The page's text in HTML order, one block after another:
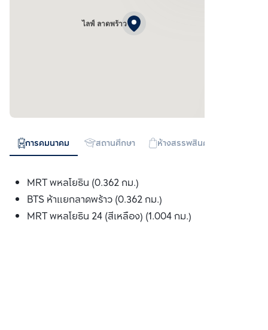
ไลฟ์ ลาดพร้าว
การคมนาคม สถานศึกษา ห้างสรรพสินค้า
MRT พหลโยธิน (0.362 กม.)
BTS ห้าแยกลาดพร้าว (0.362 กม.)
MRT พหลโยธิน 24 (สีเหลือง) (1.004 กม.)